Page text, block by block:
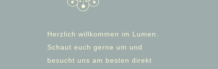
Herzlich willkommen im Lumen.
Schaut euch gerne um und
besucht uns am besten direkt